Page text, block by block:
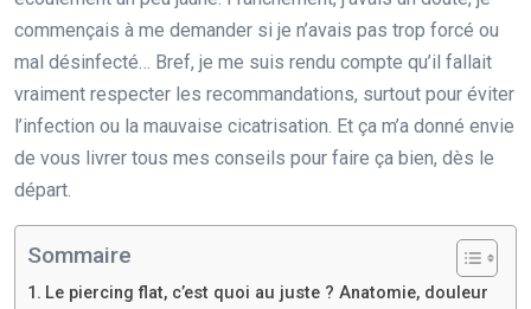
commençais à me demander si je n’avais pas trop forcé ou
mal désinfecté… Bref, je me suis rendu compte qu’il fallait
vraiment respecter les recommandations, surtout pour éviter
l’infection ou la mauvaise cicatrisation. Et ça m’a donné envie
de vous livrer tous mes conseils pour faire ça bien, dès le
départ.
Sommaire
Le piercing flat, c’est quoi au juste ? Anatomie, douleur